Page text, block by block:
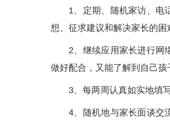
1、定期、随机家访、电
想、征求建议和解决家长的困
2、继续应用家长进行网
做好配合，又能了解到自己孩
3、每两周认真如实地填
4、随机地与家长面谈交